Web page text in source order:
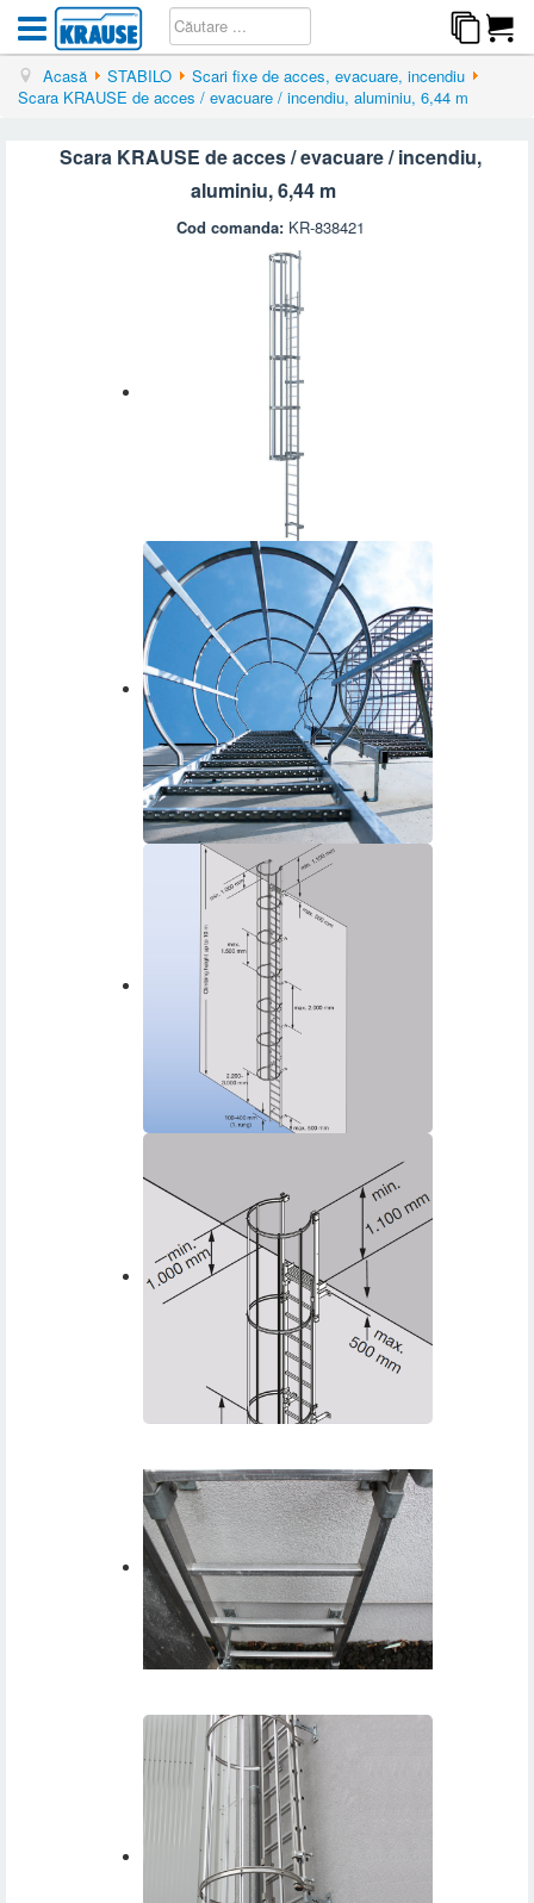
Acasă STABILO
Scari fixe de acces, evacuare, incendiu
Scara KRAUSE de acces / evacuare / incendiu, aluminiu, 6,44 m
Scara KRAUSE de acces / evacuare / incendiu,
aluminiu, 6,44 m
Cod comanda: KR-838421